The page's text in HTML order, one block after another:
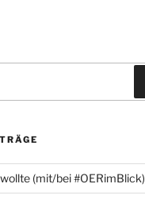
(mit/bei #OERimBlick)